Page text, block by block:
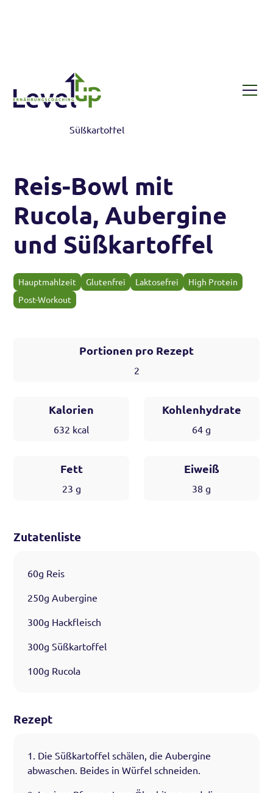
Süßkartoffel
Reis-Bowl mit
Rucola, Aubergine
und Süßkartoffel
Hauptmahlzeit Glutenfrei Laktosefrei
High Protein
Post-Workout
Portionen pro Rezept
2
Kalorien
632 kcal
Kohlenhydrate
64 g
Fett
23 g
Eiweiß
38 g
Zutatenliste
60g Reis
250g Aubergine
300g Hackfleisch
300g Süßkartoffel
100g Rucola
Rezept
1. Die Süßkartoffel schälen, die Aubergine
abwaschen. Beides in Würfel schneiden.